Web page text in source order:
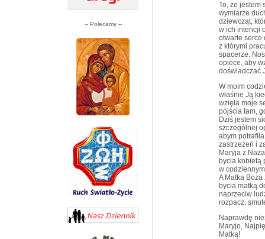
-- Polecamy --
To, że jestem
wymiarze
dziewcząt,
w ich intencji
otwarte serce
z którymi
spacerze.
opiece, aby
doświadczać
W moim
właśnie Ją
wzięła moje
pójścia tam,
Dziś jestem
szczególnej
abym
zastrzeżeń i
Maryja z
bycia kobietą
w
A Matka
bycia matką
naprzeciw
rozpacz,
Naprawdę
Maryjo,
Matką!